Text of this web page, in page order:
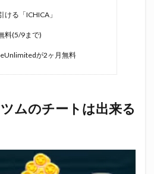
る「ICHICA」
料(5/9まで)
が2ヶ月無料
ムのチートは出来る